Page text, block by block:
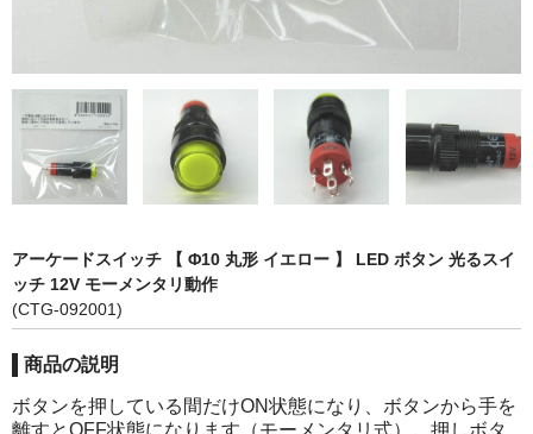
リニアガイド
材料
鉄板
ケミカルウッド
ペレット
アーケードスイッチ 【 Φ10 丸形 イエロー 】 LED ボタン 光るスイ
ッチ 12V モーメンタリ動作
(CTG-092001)
商品の説明
ボタンを押している間だけON状態になり、ボタンから手を